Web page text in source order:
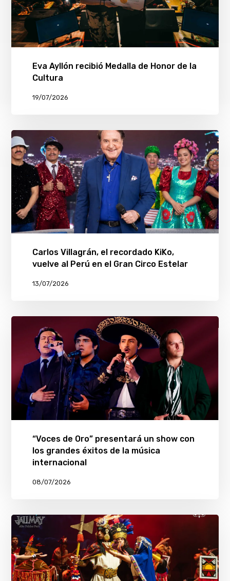
Eva Ayllón recibió Medalla de Honor de la
Cultura
19/07/2026
Carlos Villagrán, el recordado KiKo,
vuelve al Perú en el Gran Circo Estelar
13/07/2026
“Voces de Oro” presentará un show con
los grandes éxitos de la música
internacional
08/07/2026